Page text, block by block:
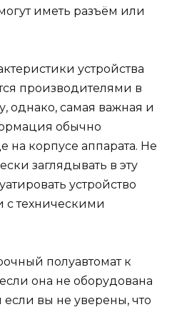
иметь разъём или
устройства
производителями в
однако, самая важная и
обычно
на корпусе аппарата. Не
заглядывать в эту
устройство
с техническими
полуавтомат к
она не оборудована
вы не уверены, что